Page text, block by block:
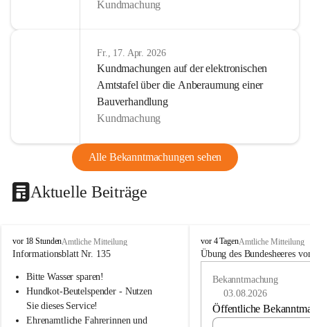
Kundmachung
Fr., 17. Apr. 2026
Kundmachungen auf der elektronischen
Amtstafel über die Anberaumung einer
Bauverhandlung
Kundmachung
Alle Bekanntmachungen sehen
Aktuelle Beiträge
B
u
h
vor 18 StundenAmtliche Mitteilung
Informationsblatt Nr. 135
Bitte Wasser sparen!
Hundkot-Beutelspender - Nutzen
Sie dieses Service!
Ehrenamtliche Fahrerinnen und
B
u
vor 4 TagenAmtliche Mitteilung
Übung des Bundesheeres
Bekanntmachung
03.08.2026
Öffentliche